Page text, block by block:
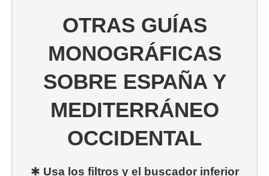
OTRAS GUÍAS
MONOGRÁFICAS
SOBRE ESPAÑA Y
MEDITERRÁNEO
OCCIDENTAL
✱ Usa los filtros y el buscador inferior